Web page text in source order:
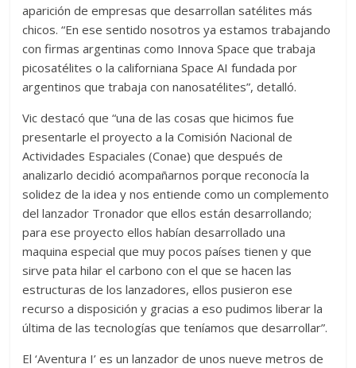
aparición de empresas que desarrollan satélites más
chicos. “En ese sentido nosotros ya estamos trabajando
con firmas argentinas como Innova Space que trabaja
picosatélites o la californiana Space AI fundada por
argentinos que trabaja con nanosatélites”, detalló.
Vic destacó que “una de las cosas que hicimos fue
presentarle el proyecto a la Comisión Nacional de
Actividades Espaciales (Conae) que después de
analizarlo decidió acompañarnos porque reconocía la
solidez de la idea y nos entiende como un complemento
del lanzador Tronador que ellos están desarrollando;
para ese proyecto ellos habían desarrollado una
maquina especial que muy pocos países tienen y que
sirve pata hilar el carbono con el que se hacen las
estructuras de los lanzadores, ellos pusieron ese
recurso a disposición y gracias a eso pudimos liberar la
última de las tecnologías que teníamos que desarrollar”.
El ‘Aventura I’ es un lanzador de unos nueve metros de